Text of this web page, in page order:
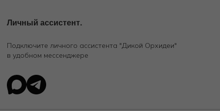
Личный ассистент.
Подключите личного ассистента "Дикой Орхидеи"
в удобном мессенджере